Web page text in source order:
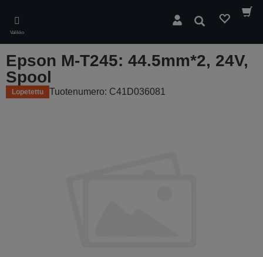
main
content
Valikko
Hae
Epson M-T245: 44.5mm*2, 24V,
Spool
Lopetettu Tuotenumero: C41D036081